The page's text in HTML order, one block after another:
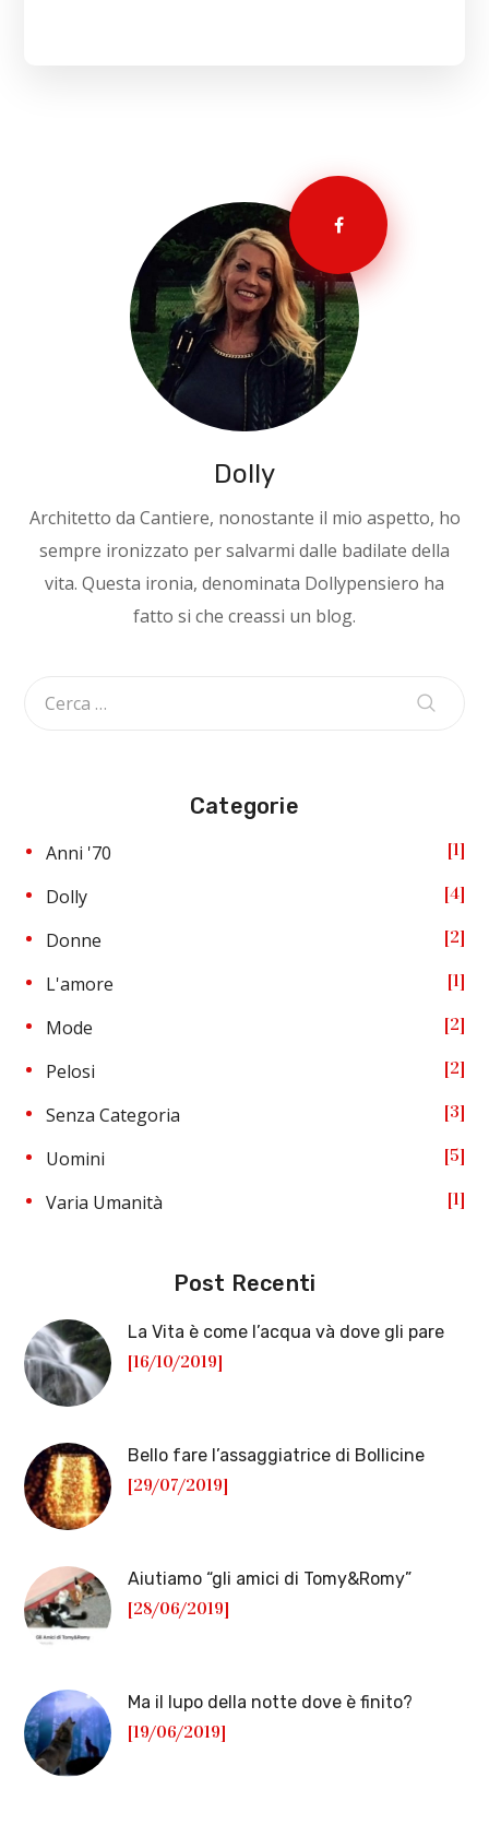
Dolly
Architetto da Cantiere, nonostante il mio aspetto, ho
sempre ironizzato per salvarmi dalle badilate della
vita. Questa ironia, denominata Dollypensiero ha
fatto si che creassi un blog.
Categorie
Anni '70 1
Dolly 4
Donne 2
L'amore 1
Mode 2
Pelosi 2
Senza Categoria 3
Uomini 5
Varia Umanità 1
Post Recenti
La Vita è come l’acqua và dove gli pare
[16/10/2019]
Bello fare l’assaggiatrice di Bollicine
[29/07/2019]
Aiutiamo “gli amici di Tomy&Romy”
[28/06/2019]
Ma il lupo della notte dove è finito?
[19/06/2019]